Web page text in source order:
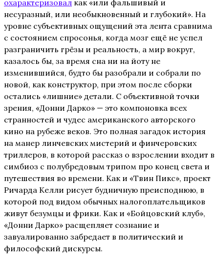
охарактеризовал как «или фальшивый и
несуразный, или необыкновенный и глубокий». На
уровне субъективных ощущений эта лента сравнима
с состоянием спросонья, когда мозг ещё не успел
разграничить грёзы и реальность, а мир вокруг,
казалось бы, за время сна ни на йоту не
изменившийся, будто бы разобрали и собрали по
новой, как конструктор, при этом после сборки
остались «лишние» детали. С объективной точки
зрения, «Донни Дарко» — это компоновка всех
странностей и чудес американского авторского
кино на рубеже веков. Это полная загадок история
на манер линчевских мистерий и финчеровских
триллеров, в которой рассказ о взрослении входит в
симбиоз с полубредовым трипом про конец света и
путешествия во времени. Как и «Твин Пикс», проект
Ричарда Келли рисует будничную преисподнюю, в
которой под видом обычных налогоплательщиков
живут безумцы и фрики. Как и «Бойцовский клуб»,
«Донни Дарко» расщепляет сознание и
завуалированно забредает в политический и
философский дискурсы.